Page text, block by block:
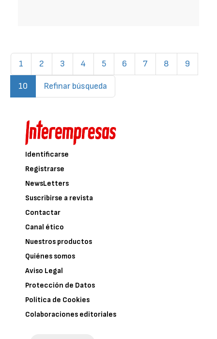
1 2 3 4 5 6 7 8 9
10 (current)
Refinar búsqueda
Identificarse
Registrarse
NewsLetters
Suscribirse a revista
Contactar
Canal ético
Nuestros productos
Quiénes somos
Aviso Legal
Protección de Datos
Política de Cookies
Colaboraciones editoriales